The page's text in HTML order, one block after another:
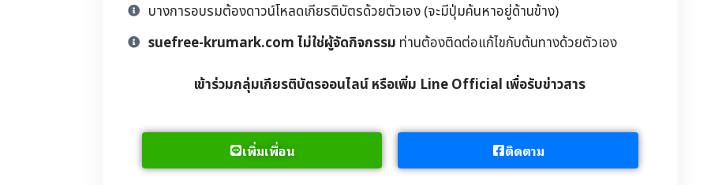
บางการอบรมต้องดาวน์โหลดเกียรติบัตรด้วยตัวเอง (จะมีปุ่มค้นหาอยู่ด้านข้าง)
suefree-krumark.com ไม่ใช่ผู้จัดกิจกรรม ท่านต้องติดต่อแก้ไขกับต้นทางด้วยตัวเอง
เข้าร่วมกลุ่มเกียรติบัตรออนไลน์ หรือเพิ่ม Line Official เพื่อรับข่าวสาร
เพิ่มเพื่อน ติดตาม